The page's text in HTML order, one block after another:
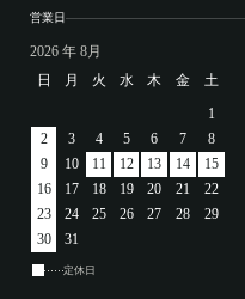
営業日
2026 年 8月
日
月 火 水 木 金
土
1
2
3 4 5 6 7
8
9
10 11 12 13 14
15
16
17 18 19 20 21
22
23
24 25 26 27 28
29
30
31
定休日